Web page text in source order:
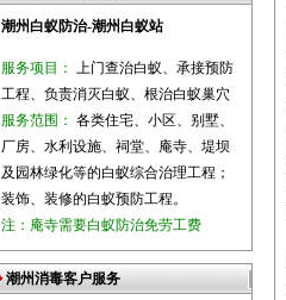
潮州白蚁防治-潮州白蚁站
服务项目： 上门查治白蚁、承接预防
工程、负责消灭白蚁、根治白蚁巢穴
服务范围： 各类住宅、小区、别墅、
厂房、水利设施、祠堂、庵寺、堤坝
及园林绿化等的白蚁综合治理工程；
装饰、装修的白蚁预防工程。
注：庵寺需要白蚁防治免劳工费
潮州消毒客户服务